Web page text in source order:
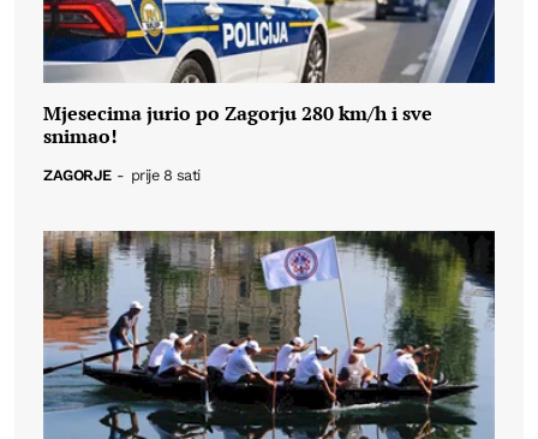
Mjesecima jurio po Zagorju 280 km/h i sve
snimao!
ZAGORJE - prije 8 sati